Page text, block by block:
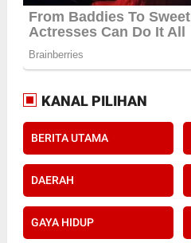
KANAL PILIHAN
BERITA UTAMA
DAERAH
GAYA HIDUP